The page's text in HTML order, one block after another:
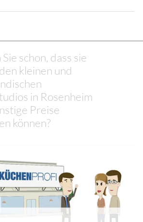
schon, dass sie
kleinen und
in Rosenheim
Preise
können?